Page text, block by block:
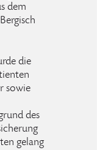
dem
die
sowie
des
gelang